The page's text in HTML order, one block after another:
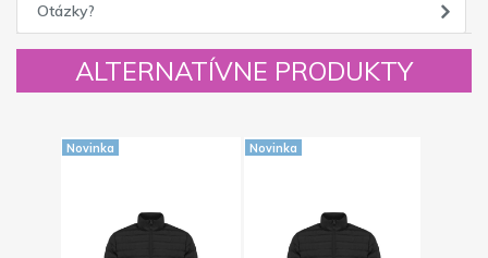
Otázky?
ALTERNATÍVNE PRODUKTY
Novinka Novinka